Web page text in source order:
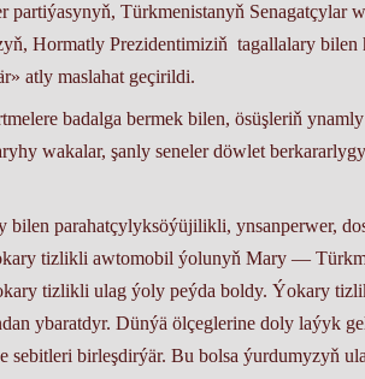
partiýasynyň, Türkmenistanyň Senagatçylar
Hormatly Prezidentimiziň tagallalary
atly maslahat geçirildi.
badalga bermek bilen, ösüşleriň
wakalar, şanly seneler döwlet
parahatçylyksöýüjilikli, ynsanperwer,
tizlikli awtomobil ýolunyň Mary —
tizlikli ulag ýoly peýda boldy. Ýokary
ybaratdyr. Dünýä ölçeglerine doly laýyk
birleşdirýär. Bu bolsa ýurdumyzyň